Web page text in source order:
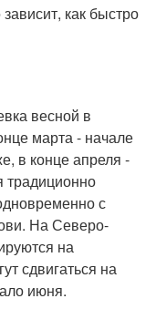
как быстро
весной в
марта - начале
в конце апреля -
традиционно
с
На Северо-
на
сдвигаться на
июня.